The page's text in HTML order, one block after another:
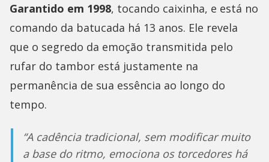
Garantido em 1998, tocando caixinha, e está no
comando da batucada há 13 anos. Ele revela
que o segredo da emoção transmitida pelo
rufar do tambor está justamente na
permanência de sua essência ao longo do
tempo.
“A cadência tradicional, sem modificar muito
a base do ritmo, emociona os torcedores há